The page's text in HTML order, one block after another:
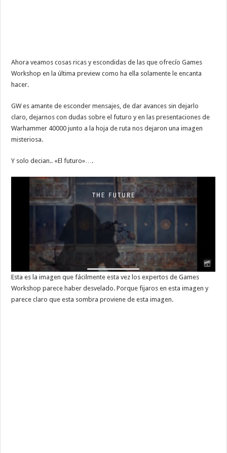
Ahora veamos cosas ricas y escondidas de las que ofrecío Games
Workshop en la última preview como ha ella solamente le encanta
hacer.
GW es amante de esconder mensajes, de dar avances sin dejarlo
claro, dejarnos con dudas sobre el futuro y en las presentaciones de
Warhammer 40000 junto a la hoja de ruta nos dejaron una imagen
misteriosa.
Y solo decian.. «El futuro»….
Esta es la imagen que fácilmente esta vez los expertos de Games
Workshop parece haber desvelado. Porque fijaros en esta imagen y
parece claro que esta sombra proviene de esta imagen.